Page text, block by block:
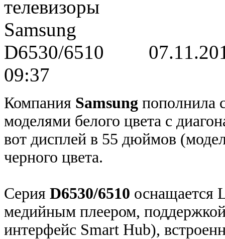
09:37
Компания Samsung пополнила
моделями белого цвета с
вот дисплей в 55 дюймов
черного цвета.
Серия D6530/6510 оснащается
медийным плеером,
интерфейс Smart Hub),